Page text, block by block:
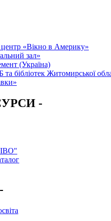
«Вікно в Америку»
зал»
(Україна)
бібліотек Житомирської
-